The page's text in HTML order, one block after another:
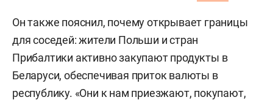
Он также пояснил, почему открывает границы
для соседей: жители Польши и стран
Прибалтики активно закупают продукты в
Беларуси, обеспечивая приток валюты в
республику. «Они к нам приезжают, покупают,